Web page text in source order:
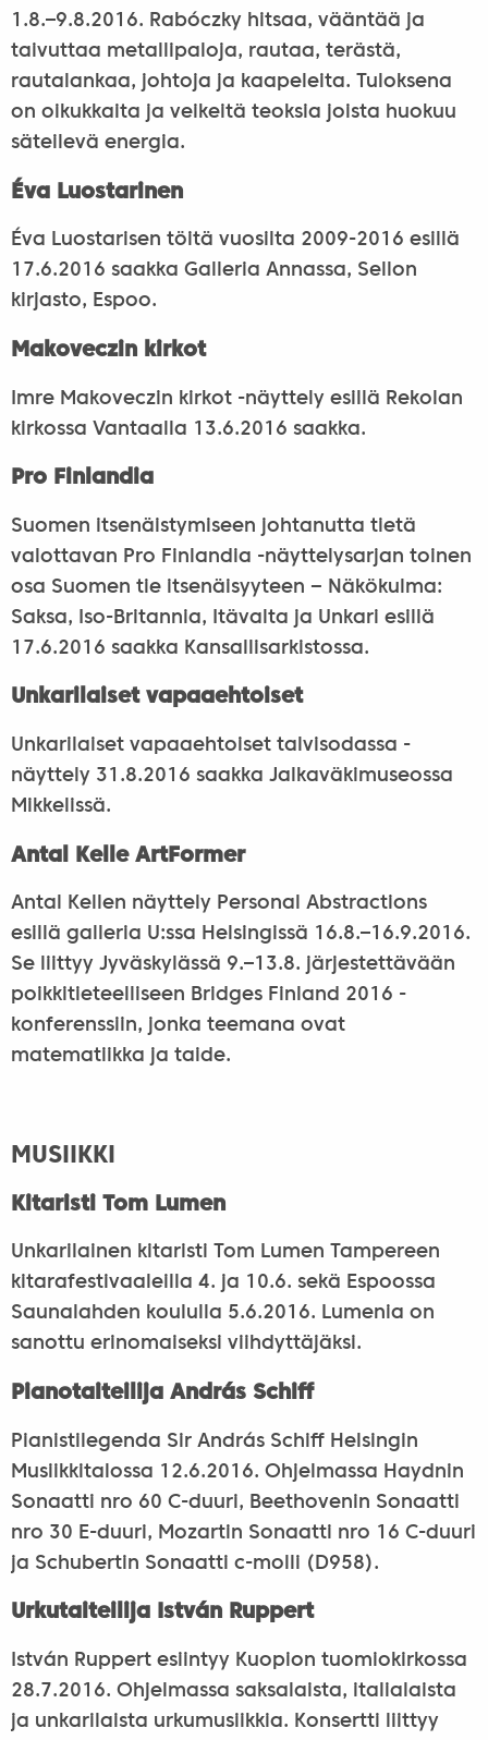
1.8.–9.8.2016. Rabóczky hitsaa, vääntää ja
taivuttaa metallipaloja, rautaa, terästä,
rautalankaa, johtoja ja kaapeleita. Tuloksena
on oikukkaita ja veikeitä teoksia joista huokuu
säteilevä energia.
Éva Luostarinen
Éva Luostarisen töitä vuosilta 2009-2016 esillä
17.6.2016 saakka Galleria Annassa, Sellon
kirjasto, Espoo.
Makoveczin kirkot
Imre Makoveczin kirkot -näyttely esillä Rekolan
kirkossa Vantaalla 13.6.2016 saakka.
Pro Finlandia
Suomen itsenäistymiseen johtanutta tietä
valottavan Pro Finlandia -näyttelysarjan toinen
osa Suomen tie itsenäisyyteen ‒ Näkökulma:
Saksa, Iso-Britannia, Itävalta ja Unkari esillä
17.6.2016 saakka Kansallisarkistossa.
Unkarilaiset vapaaehtoiset
Unkarilaiset vapaaehtoiset talvisodassa -
näyttely 31.8.2016 saakka Jalkaväkimuseossa
Mikkelissä.
Antal Kelle ArtFormer
Antal Kellen näyttely Personal Abstractions
esillä galleria U:ssa Helsingissä 16.8.–16.9.2016.
Se liittyy Jyväskylässä 9.–13.8. järjestettävään
poikkitieteelliseen Bridges Finland 2016 -
konferenssiin, jonka teemana ovat
matematiikka ja taide.
MUSIIKKI
Kitaristi Tom Lumen
Unkarilainen kitaristi Tom Lumen Tampereen
kitarafestivaaleilla 4. ja 10.6. sekä Espoossa
Saunalahden koululla 5.6.2016. Lumenia on
sanottu erinomaiseksi viihdyttäjäksi.
Pianotaiteilija András Schiff
Pianistilegenda Sir András Schiff Helsingin
Musiikkitalossa 12.6.2016. Ohjelmassa Haydnin
Sonaatti nro 60 C-duuri, Beethovenin Sonaatti
nro 30 E-duuri, Mozartin Sonaatti nro 16 C-duuri
ja Schubertin Sonaatti c-molli (D958).
Urkutaiteilija István Ruppert
István Ruppert esiintyy Kuopion tuomiokirkossa
28.7.2016. Ohjelmassa saksalaista, italialaista
ja unkarilaista urkumusiikkia. Konsertti liittyy